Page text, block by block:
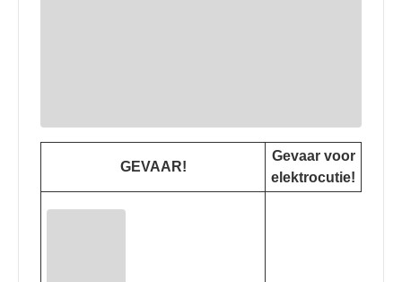
GEVAAR!
Gevaar voor
elektrocutie!